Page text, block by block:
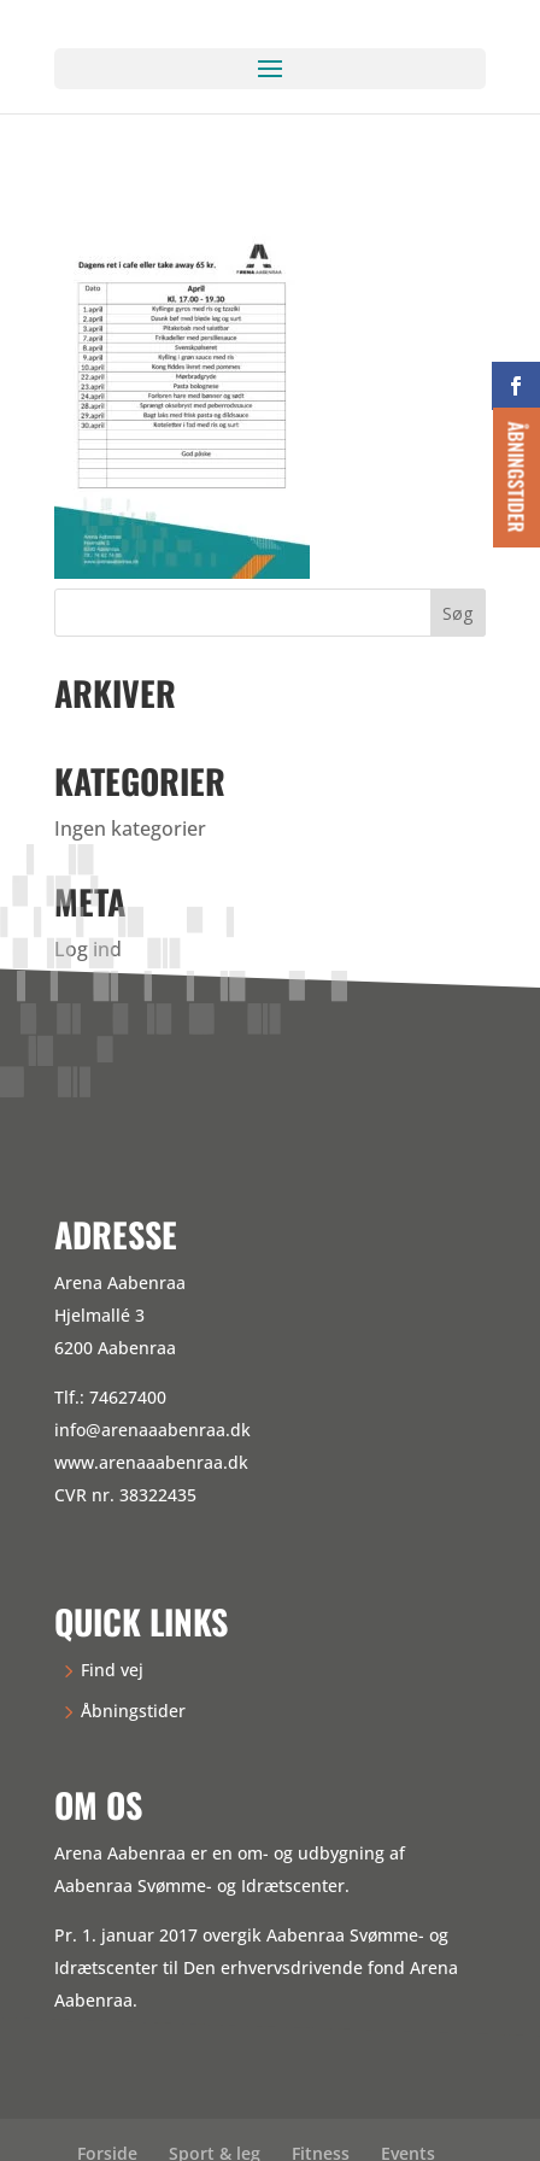
ÅBNINGSTIDER
ARKIVER
KATEGORIER
Ingen kategorier
META
Log ind
ADRESSE
Arena Aabenraa
Hjelmallé 3
6200 Aabenraa
Tlf.: 74627400
info@arenaaabenraa.dk
www.arenaaabenraa.dk
CVR nr. 38322435
QUICK LINKS
Find vej
Åbningstider
OM OS
Arena Aabenraa er en om- og udbygning af
Aabenraa Svømme- og Idrætscenter.
Pr. 1. januar 2017 overgik Aabenraa Svømme- og
Idrætscenter til Den erhvervsdrivende fond Arena
Aabenraa.
Forside Sport & leg Fitness Events